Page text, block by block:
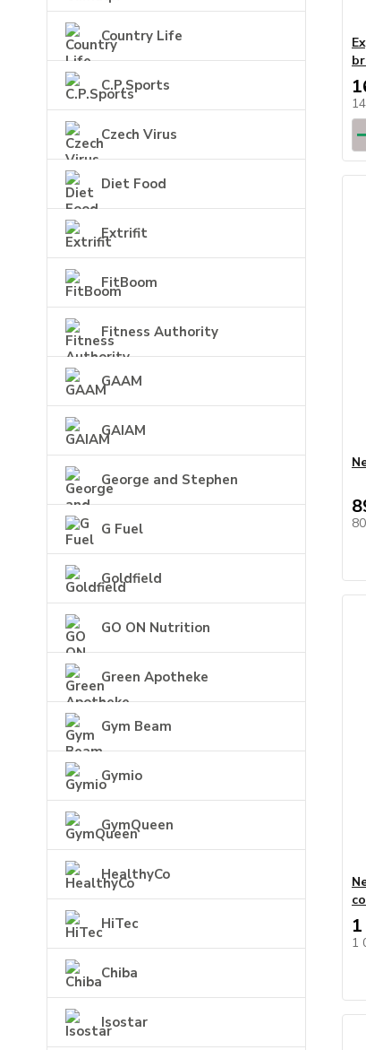
Country Life
C.P.Sports
Czech Virus
Diet Food
Extrifit
FitBoom
Fitness Authority
GAAM
GAIAM
George and Stephen
G Fuel
Goldfield
GO ON Nutrition
Green Apotheke
Gym Beam
Gymio
GymQueen
HealthyCo
HiTec
Chiba
Isostar
1